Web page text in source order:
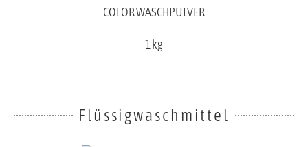
COLOR WASCHPULVER
1 kg
Flüssigwaschmittel